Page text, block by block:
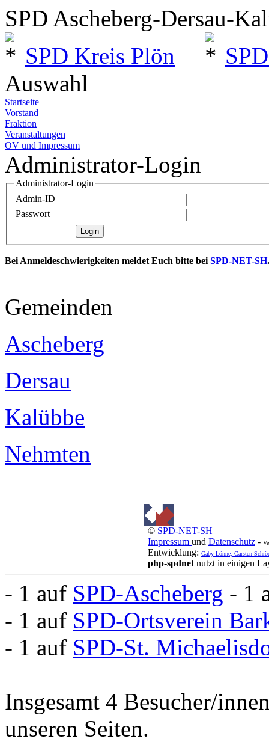
SPD Ascheberg-Dersau-
SPD Kreis Plön
Auswahl
Startseite
Vorstand
Fraktion
Veranstaltungen
OV und Impressum
Administrator-Login
Administrator-Login
Admin-ID
Passwort
Bei Anmeldeschwierigkeiten meldet Euch bitte bei SPD-NET-SH.
Gemeinden
Ascheberg
Dersau
Kalübbe
Nehmten
© SPD-NET-SH
Impressum und Datenschutz -
Entwicklung: Gaby Lönne, Carsten
php-spdnet nutzt in einigen
- 1 auf SPD-Ascheberg - 1
- 1 auf SPD-Ortsverein
- 1 auf SPD-St.
Insgesamt 4 Besucher/
unseren Seiten.